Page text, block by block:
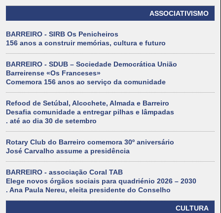
ASSOCIATIVISMO
BARREIRO - SIRB Os Penicheiros
156 anos a construir memórias, cultura e futuro
BARREIRO - SDUB – Sociedade Democrática União
Barreirense «Os Franceses»
Comemora 156 anos ao serviço da comunidade
Refood de Setúbal, Alcochete, Almada e Barreiro
Desafia comunidade a entregar pilhas e lâmpadas
. até ao dia 30 de setembro
Rotary Club do Barreiro comemora 30º aniversário
José Carvalho assume a presidência
BARREIRO - associação Coral TAB
Elege novos órgãos sociais para quadriénio 2026 – 2030
. Ana Paula Nereu, eleita presidente do Conselho
CULTURA